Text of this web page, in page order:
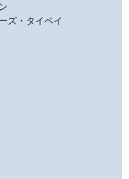
ズ・タイペイ